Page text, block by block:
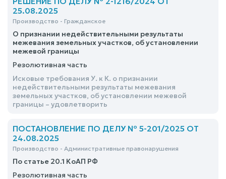
25.08.2025
Производство - Гражданское
О признании недействительными результаты
межевания земельных участков, об установлении
межевой границы
Резолютивная часть
Исковые требования У. к К. о признании
недействительными результаты межевания
земельных участков, об установлении межевой
границы – удовлетворить
ПОСТАНОВЛЕНИЕ ПО ДЕЛУ № 5-201/2025 ОТ
24.08.2025
Производство - Административные правонарушения
По статье 20.1 КоАП РФ
Резолютивная часть